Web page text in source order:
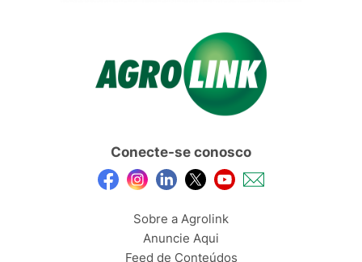
Conecte-se conosco
Sobre a Agrolink
Anuncie Aqui
Feed de Conteúdos